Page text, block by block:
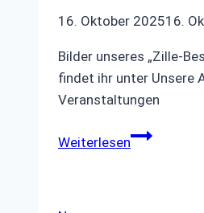
16. Oktober 202516.
Bilder unseres „Zille-
findet ihr unter Unsere
Veranstaltungen
WeiterlesenImpressionen